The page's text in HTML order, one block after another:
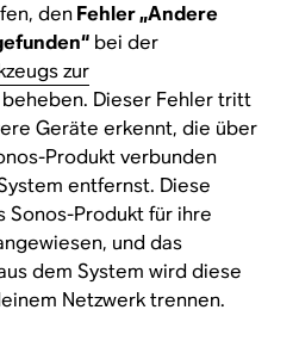
denFehler „Andere
bei der
zur
beheben. Dieser Fehler tritt
Geräte erkennt, die über
Produkt verbunden
entfernst. Diese
Sonos-Produkt für ihre
und das
dem System wird diese
Netzwerk trennen.